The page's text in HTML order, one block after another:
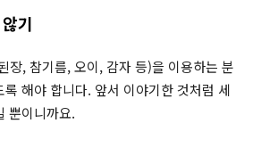
기
장, 참기름, 오이, 감자 등)을 이용하는 분
해야 합니다. 앞서 이야기한 것처럼 세
뿐이니까요.